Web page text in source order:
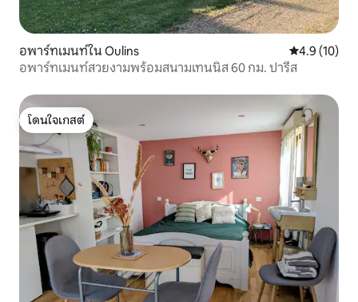
อพาร์ทเมนท์ใน Oulins คะแนนเฉลี่ย
4.9 (10)
อพาร์ทเมนท์สวยงามพร้อมสนามเทนนิส 60 กม. ปารีส
โดนใจเกสต์
โดนใจเกสต์